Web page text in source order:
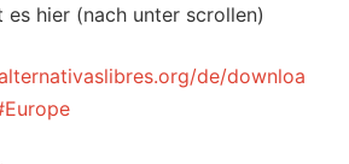
es hier (nach unter scrollen)
de/downloa